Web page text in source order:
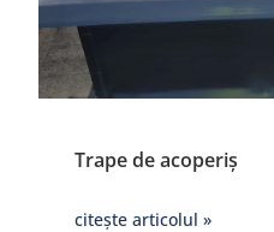
Trape de acoperiș
citește articolul »